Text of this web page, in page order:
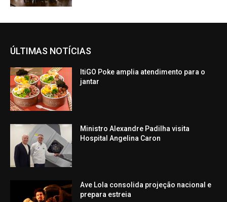
ÚLTIMAS NOTÍCIAS
ItiGO Poke amplia atendimento para o
jantar
Ministro Alexandre Padilha visita
Hospital Angelina Caron
Ave Lola consolida projeção nacional e
prepara estreia